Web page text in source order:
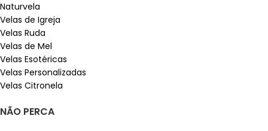
Naturvela
Velas de Igreja
Velas Ruda
Velas de Mel
Velas Esotéricas
Velas Personalizadas
Velas Citronela
NÃO PERCA